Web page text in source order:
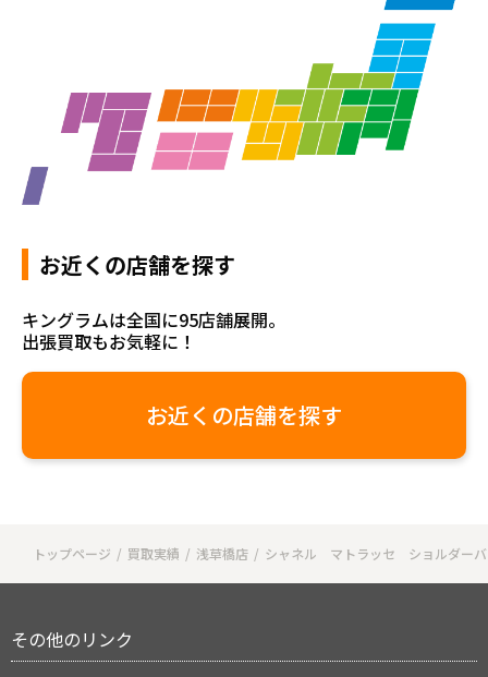
お近くの店舗を探す
キングラムは全国に95店舗展開。
出張買取もお気軽に！
お近くの店舗を探す
トップページ 買取実績 浅草橋店 シャネル マトラッセ ショルダー
その他のリンク